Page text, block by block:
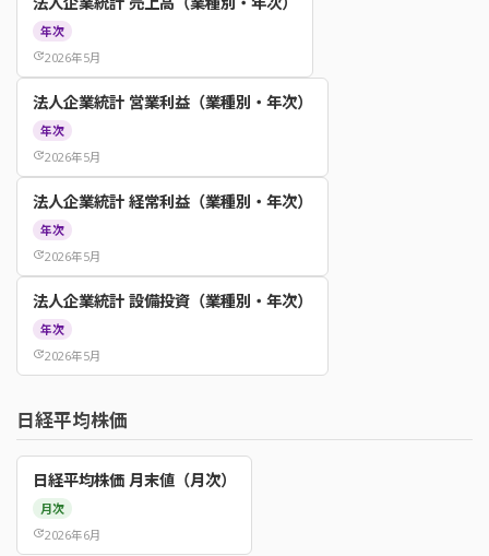
年次
update2026年5月
法人企業統計 営業利益（業種別・年次）
年次
update2026年5月
法人企業統計 経常利益（業種別・年次）
年次
update2026年5月
法人企業統計 設備投資（業種別・年次）
年次
update2026年5月
日経平均株価
日経平均株価 月末値（月次）
月次
update2026年6月